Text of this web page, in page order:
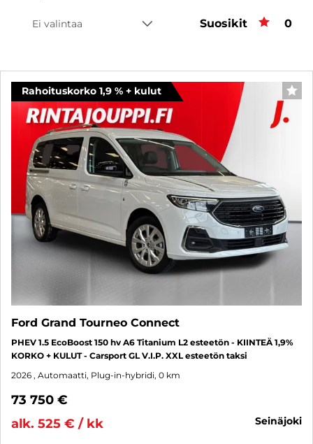
Ei valintaa Suosikit 0
Rahoituskorko 1,9 % + kulut
Ford Grand Tourneo Connect
PHEV 1.5 EcoBoost 150 hv A6 Titanium L2 esteetön - KIINTEÄ 1,9%
KORKO + KULUT - Carsport GL V.I.P. XXL esteetön taksi
2026 , Automaatti, Plug-in-hybridi, 0 km
73 750 €
alk. 525 € / kk
seinäjoki